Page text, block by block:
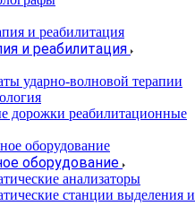
и реабилитация
ударно-волновой терапии
дорожки реабилитационные
оборудование
анализаторы
станции выделения и